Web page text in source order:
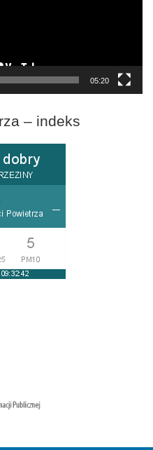
05:20
– indeks